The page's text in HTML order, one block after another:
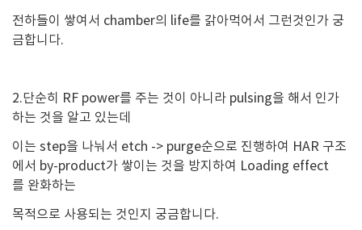
전하들이 쌓여서 chamber의 life를 갉아먹어서 그런것인가 궁
금합니다.
2.단순히 RF power를 주는 것이 아니라 pulsing을 해서 인가
하는 것을 알고 있는데
이는 step을 나눠서 etch -> purge순으로 진행하여 HAR 구조
에서 by-product가 쌓이는 것을 방지하여 Loading effect
를 완화하는
목적으로 사용되는 것인지 궁금합니다.